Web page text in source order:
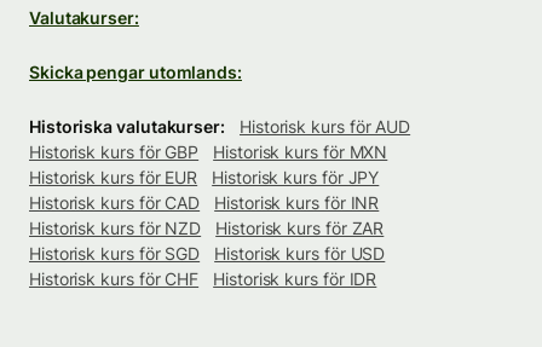
Valutakurser:
Skicka pengar utomlands:
Historiska valutakurser:
Historisk kurs för AUD
Historisk kurs för GBP
Historisk kurs för MXN
Historisk kurs för EUR
Historisk kurs för JPY
Historisk kurs för CAD
Historisk kurs för INR
Historisk kurs för NZD
Historisk kurs för ZAR
Historisk kurs för SGD
Historisk kurs för USD
Historisk kurs för CHF
Historisk kurs för IDR